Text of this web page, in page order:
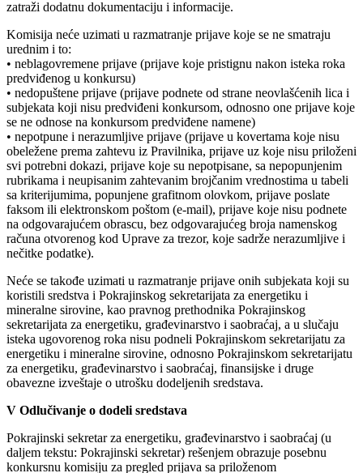
zatraži dodatnu dokumentaciju i informacije.
Komisija neće uzimati u razmatranje prijave koje se ne smatraju
urednim i to:
• neblagovremene prijave (prijave koje pristignu nakon isteka roka
predviđenog u konkursu)
• nedopuštene prijave (prijave podnete od strane neovlašćenih lica i
subjekata koji nisu predviđeni konkursom, odnosno one prijave koje
se ne odnose na konkursom predviđene namene)
• nepotpune i nerazumljive prijave (prijave u kovertama koje nisu
obeležene prema zahtevu iz Pravilnika, prijave uz koje nisu priloženi
svi potrebni dokazi, prijave koje su nepotpisane, sa nepopunjenim
rubrikama i neupisanim zahtevanim brojčanim vrednostima u tabeli
sa kriterijumima, popunjene grafitnom olovkom, prijave poslate
faksom ili elektronskom poštom (e-mail), prijave koje nisu podnete
na odgovarajućem obrascu, bez odgovarajućeg broja namenskog
računa otvorenog kod Uprave za trezor, koje sadrže nerazumljive i
nečitke podatke).
Neće se takođe uzimati u razmatranje prijave onih subjekata koji su
koristili sredstva i Pokrajinskog sekretarijata za energetiku i
mineralne sirovine, kao pravnog prethodnika Pokrajinskog
sekretarijata za energetiku, građevinarstvo i saobraćaj, a u slučaju
isteka ugovorenog roka nisu podneli Pokrajinskom sekretarijatu za
energetiku i mineralne sirovine, odnosno Pokrajinskom sekretarijatu
za energetiku, građevinarstvo i saobraćaj, finansijske i druge
obavezne izveštaje o utrošku dodeljenih sredstava.
V Odlučivanje o dodeli sredstava
Pokrajinski sekretar za energetiku, građevinarstvo i saobraćaj (u
daljem tekstu: Pokrajinski sekretar) rešenjem obrazuje posebnu
konkursnu komisiju za pregled prijava sa priloženom